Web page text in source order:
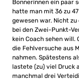
Bonnerinnen ein paar
hatte man mit 36 zu
gewesen war. Nicht
bei den Zwei-Punkt-
kein Coach sehen will.
die Fehlversuche aus
nahmen. Spätestens
lastete (zu) viel Druck
manchmal drei